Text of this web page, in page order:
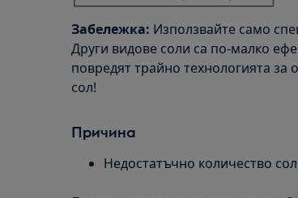
Забележка: Използвайте само
Други видове соли са по-малко
повредят трайно технологията
сол!
Причина
Недостатъчно количество